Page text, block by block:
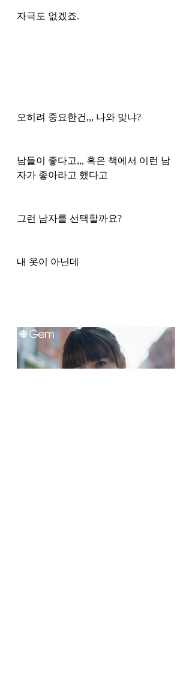
자극도 없겠죠.
오히려 중요한건,,, 나와 맞냐?
남들이 좋다고,,, 혹은 책에서 이런 남
자가 좋아라고 했다고
그런 남자를 선택할까요?
내 옷이 아닌데